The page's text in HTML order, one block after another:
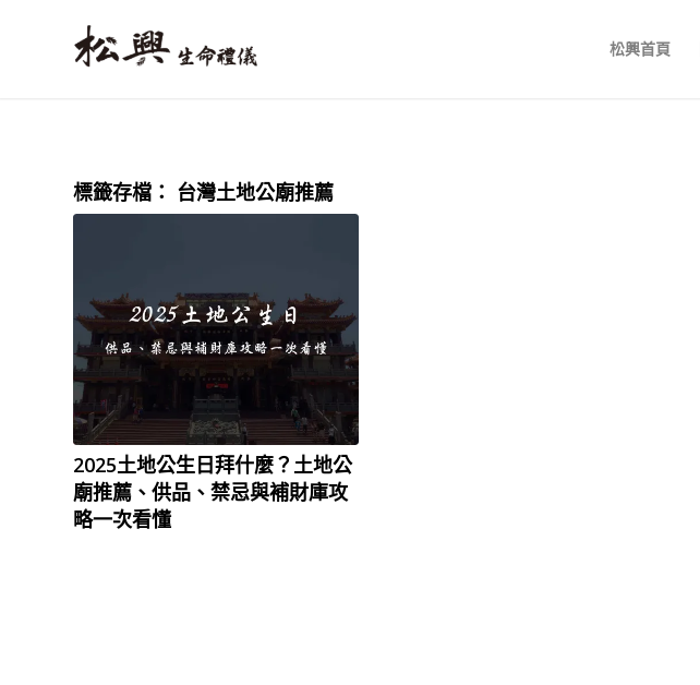
松興首頁
標籤存檔： 台灣土地公廟推薦
2025土地公生日拜什麼？土地公
廟推薦、供品、禁忌與補財庫攻
略一次看懂